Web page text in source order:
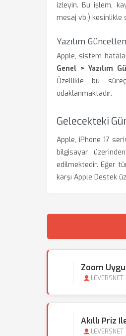
izleyin. Bu işlem,
mesaj vb.) kesinlikle
Yazılım
Apple, sistem
Genel > Yazılım
Özellikle bu
odaklanmaktadır.
Gelecekteki
Apple, iPhone 17
bilgisayar
edilmektedir. Eğer
karşı Apple Destek
Zoom
LEVERSNET
Akıllı Priz
LEVERSNET